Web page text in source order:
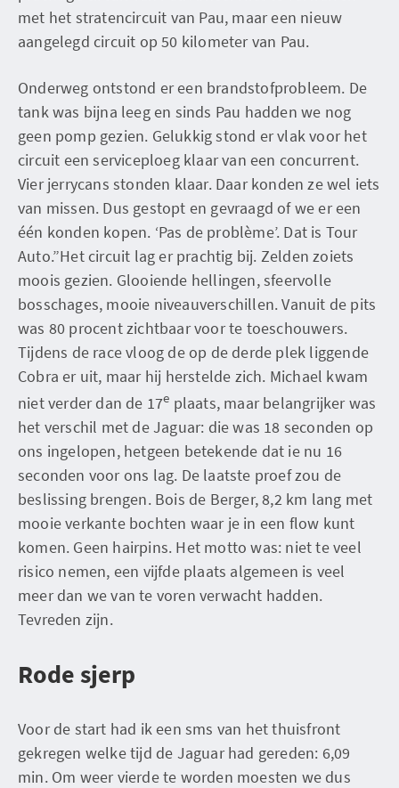
met het stratencircuit van Pau, maar een nieuw
aangelegd circuit op 50 kilometer van Pau.
Onderweg ontstond er een brandstofprobleem. De
tank was bijna leeg en sinds Pau hadden we nog
geen pomp gezien. Gelukkig stond er vlak voor het
circuit een serviceploeg klaar van een concurrent.
Vier jerrycans stonden klaar. Daar konden ze wel iets
van missen. Dus gestopt en gevraagd of we er een
één konden kopen. ‘Pas de problème’. Dat is Tour
Auto.”Het circuit lag er prachtig bij. Zelden zoiets
moois gezien. Glooiende hellingen, sfeervolle
bosschages, mooie niveauverschillen. Vanuit de pits
was 80 procent zichtbaar voor te toeschouwers.
Tijdens de race vloog de op de derde plek liggende
Cobra er uit, maar hij herstelde zich. Michael kwam
niet verder dan de 17e plaats, maar belangrijker was
het verschil met de Jaguar: die was 18 seconden op
ons ingelopen, hetgeen betekende dat ie nu 16
seconden voor ons lag. De laatste proef zou de
beslissing brengen. Bois de Berger, 8,2 km lang met
mooie verkante bochten waar je in een flow kunt
komen. Geen hairpins. Het motto was: niet te veel
risico nemen, een vijfde plaats algemeen is veel
meer dan we van te voren verwacht hadden.
Tevreden zijn.
Rode sjerp
Voor de start had ik een sms van het thuisfront
gekregen welke tijd de Jaguar had gereden: 6,09
min. Om weer vierde te worden moesten we dus